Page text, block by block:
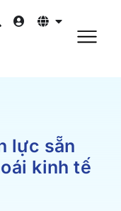
lực sẵn
kinh tế